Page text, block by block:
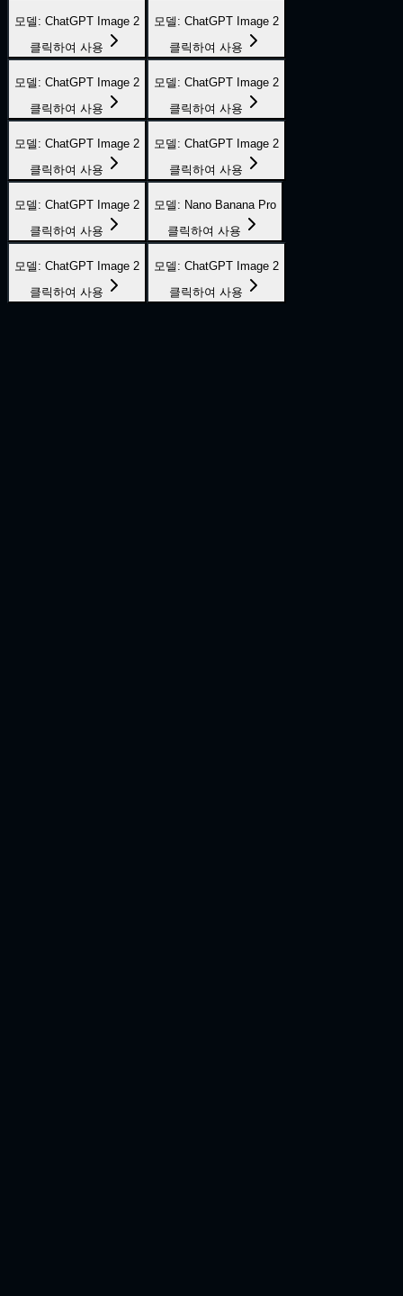
모델 : ChatGPT Image 2
클릭하여 사용
모델 : ChatGPT Image 2
클릭하여 사용
모델 : ChatGPT Image 2
클릭하여 사용
모델 : ChatGPT Image 2
클릭하여 사용
모델 : ChatGPT Image 2
클릭하여 사용
모델 : ChatGPT Image 2
클릭하여 사용
모델 : ChatGPT Image 2
클릭하여 사용
모델 : Nano Banana Pro
클릭하여 사용
모델 : ChatGPT Image 2
클릭하여 사용
모델 : ChatGPT Image 2
클릭하여 사용